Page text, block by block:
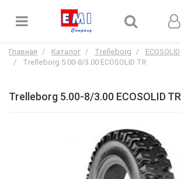
Главная Каталог Trelleborg
ECOSOLID
Trelleborg 5.00-8/3.00 ECOSOLID TR
Trelleborg 5.00-8/3.00 ECOSOLID TR